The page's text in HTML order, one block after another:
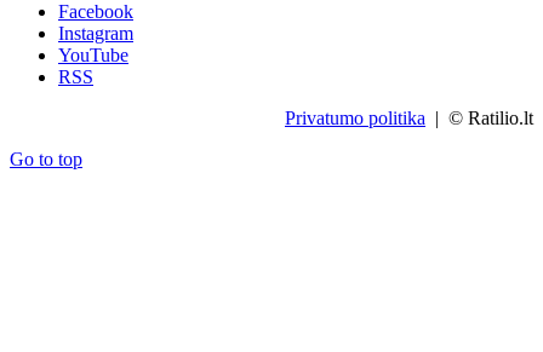
Facebook
Instagram
YouTube
RSS
Privatumo politika | © Ratilio.lt
Go to top